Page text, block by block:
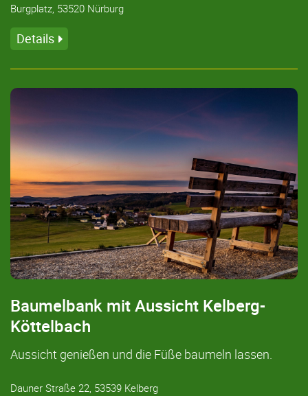
Burgplatz, 53520 Nürburg
Details
Baumelbank mit Aussicht Kelberg-
Köttelbach
Aussicht genießen und die Füße baumeln lassen.
Dauner Straße 22, 53539 Kelberg